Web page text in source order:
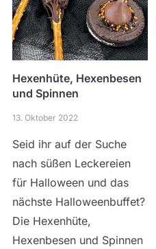
Hexenhüte, Hexenbesen
und Spinnen
13. Oktober 2022
Seid ihr auf der Suche
nach süßen Leckereien
für Halloween und das
nächste Halloweenbuffet?
Die Hexenhüte,
Hexenbesen und Spinnen